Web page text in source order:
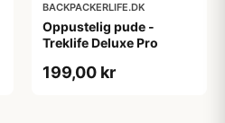
BACKPACKERLIFE.DK
Oppustelig pude -
Treklife Deluxe Pro
199,00 kr